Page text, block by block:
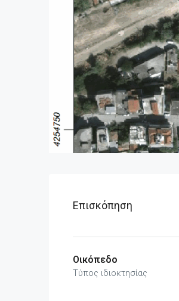
Επισκόπηση
Οικόπεδο
Τύπος ιδιοκτησίας